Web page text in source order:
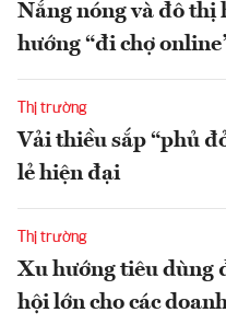
Nắng nóng và đô thị
hướng “đi chợ
Thị trường
Vải thiều sắp “phủ
lẻ hiện đại
Thị trường
Xu hướng tiêu dùng
hội lớn cho các